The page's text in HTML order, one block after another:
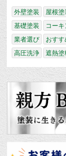
外壁塗装 屋根塗
基礎塗装
コー
業者選び
おすす
高圧洗浄
遮熱塗